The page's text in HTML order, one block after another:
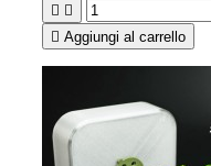
 
 Aggiungi al carrello